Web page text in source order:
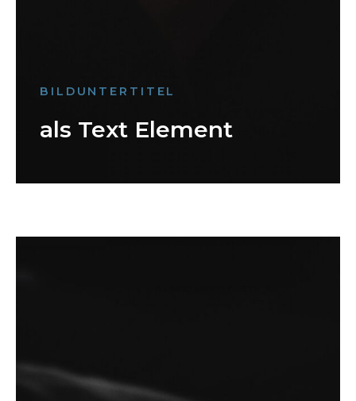
BILDUNTERTITEL
als Text Element